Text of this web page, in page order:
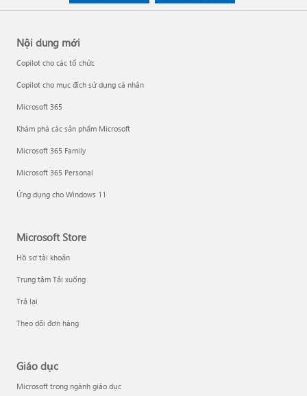
Nội dung mới
Copilot cho các tổ chức
Copilot cho mục đích sử dụng cá nhân
Microsoft 365
Khám phá các sản phẩm Microsoft
Microsoft 365 Family
Microsoft 365 Personal
Ứng dụng cho Windows 11
Microsoft Store
Hồ sơ tài khoản
Trung tâm Tải xuống
Trả lại
Theo dõi đơn hàng
Giáo dục
Microsoft trong ngành giáo dục